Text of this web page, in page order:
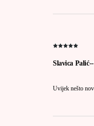
Slavica
Uvijek nešto